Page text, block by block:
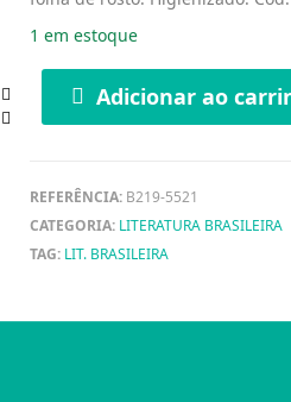
1 em estoque
Adicionar ao
REFERÊNCIA: B219-5521
CATEGORIA: LITERATURA BRASILEIRA
TAG: LIT. BRASILEIRA